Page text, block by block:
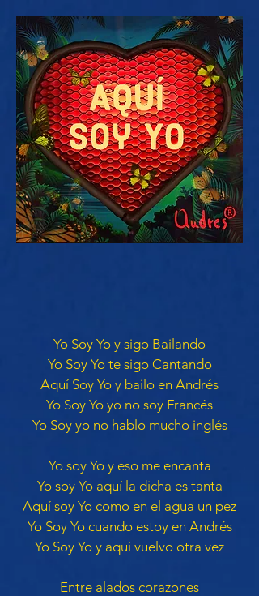
Yo Soy Yo y sigo Bailando
Yo Soy Yo te sigo Cantando
Aquí Soy Yo y bailo en Andrés
Yo Soy Yo yo no soy Francés
Yo Soy yo no hablo mucho inglés
Yo soy Yo y eso me encanta
Yo soy Yo aquí la dicha es tanta
Aquí soy Yo como en el agua un pez
Yo Soy Yo cuando estoy en Andrés
Yo Soy Yo y aquí vuelvo otra vez
Entre alados corazones